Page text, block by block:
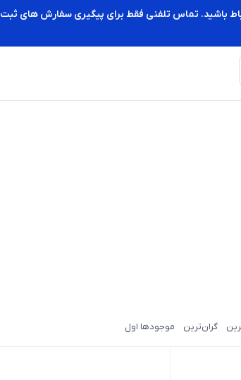
باشید. تماس تلفنی فقط برای پیگیری سفارش های ثبت
گران‌ترین موجودها اول